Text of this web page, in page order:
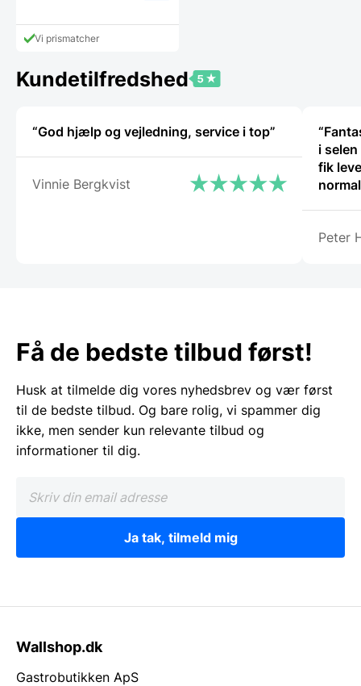
Vi prismatcher
Kundetilfredshed
“God hjælp og vejledning, service i top”
Vinnie Bergkvist
i
fik
Peter
Få de bedste tilbud først!
Husk at tilmelde dig vores nyhedsbrev og vær først
til de bedste tilbud. Og bare rolig, vi spammer dig
ikke, men sender kun relevante tilbud og
informationer til dig.
Ja tak, tilmeld mig
Wallshop.dk
Gastrobutikken ApS